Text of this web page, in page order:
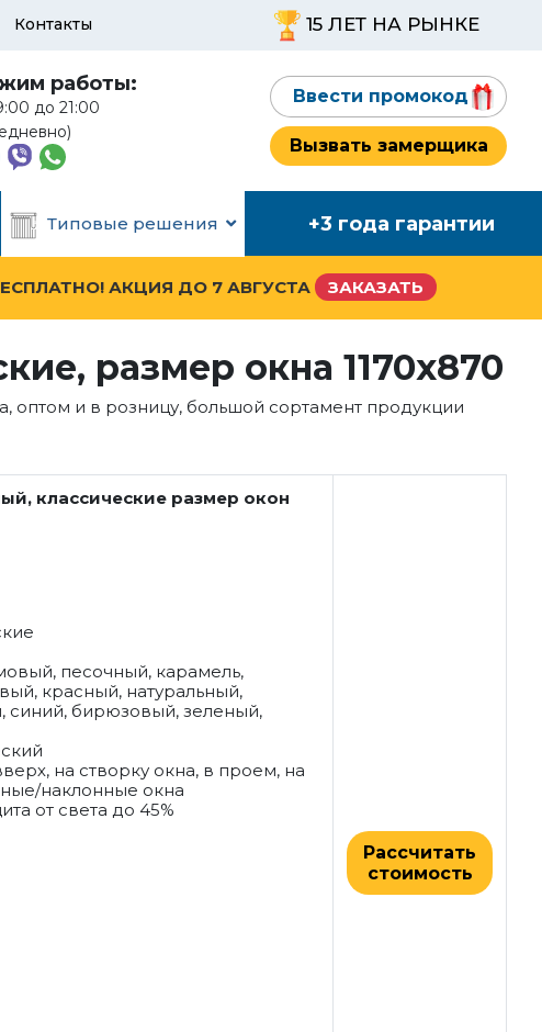
Контакты 15 ЛЕТ НА РЫНКЕ
работы:
до 21:00
Ввести промокод
Вызвать замерщика
Типовые решения +3 года гарантии
АКЦИЯ ДО 7 АВГУСТА ЗАКАЗАТЬ
размер окна 1170x870
и в розницу, большой сортамент продукции
классические размер окон
песочный, карамель,
красный, натуральный,
синий, бирюзовый, зеленый,
на створку окна, в проем, на
наклонные окна
от света до 45%
Рассчитать
стоимость